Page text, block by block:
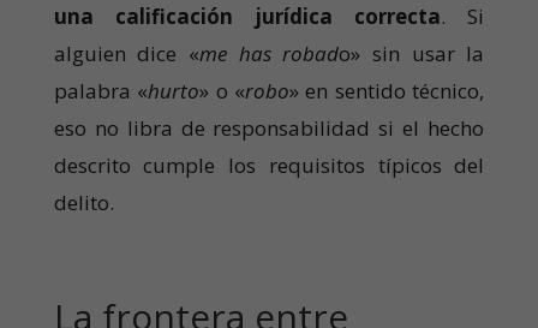
una calificación jurídica correcta. Si
alguien dice «me has robado» sin usar la
palabra «hurto» o «robo» en sentido técnico,
eso no libra de responsabilidad si el hecho
descrito cumple los requisitos típicos del
delito.
La frontera entre